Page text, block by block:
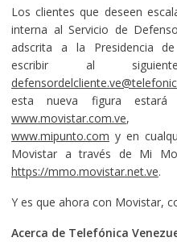
Los clientes que deseen
interna al Servicio de
adscrita a la Presidencia
escribir al
esta nueva figura estará
www.movistar.com.ve
www.mipunto.com y en
Movistar a través de Mi
https://mmo.movistar.net.ve.
Y es que ahora con Movistar,
Acerca de Telefónica